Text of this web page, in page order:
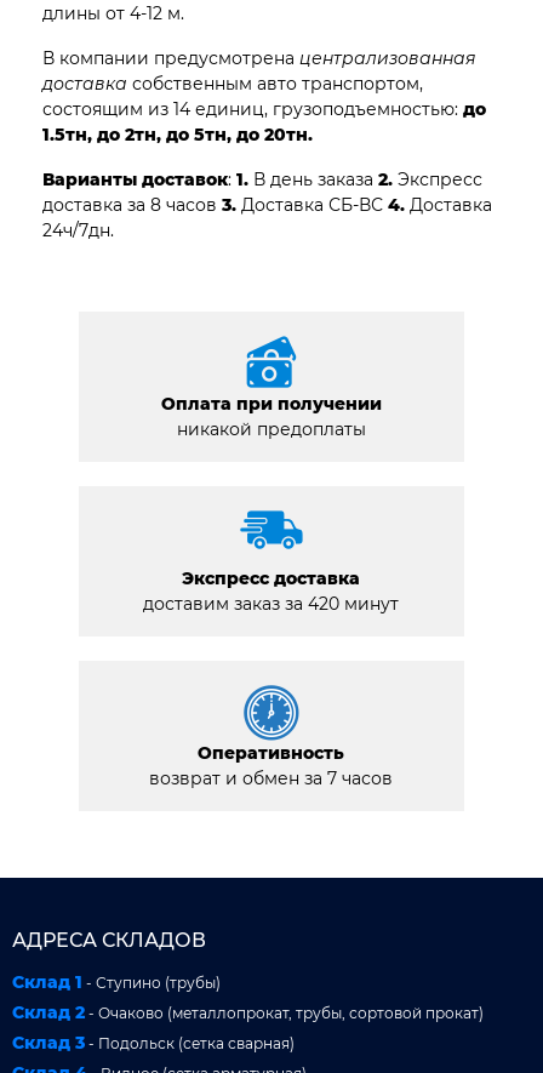
длины от 4-12 м.
В компании предусмотрена централизованная
доставка собственным авто транспортом,
состоящим из 14 единиц, грузоподъемностью: до
1.5тн, до 2тн, до 5тн, до 20тн.
Варианты доставок: 1. В день заказа 2. Экспресс
доставка за 8 часов 3. Доставка СБ-ВС 4. Доставка
24ч/7дн.
Оплата при получении
никакой предоплаты
Экспресс доставка
доставим заказ за 420 минут
Оперативность
возврат и обмен за 7 часов
АДРЕСА СКЛАДОВ
Склад 1 - Ступино (трубы)
Склад 2 - Очаково (металлопрокат, трубы, сортовой прокат)
Склад 3 - Подольск (сетка сварная)